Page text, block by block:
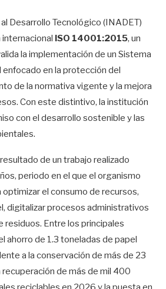
Desarrollo Tecnológico (INADET)
ISO 14001:2015, un
la implementación de un Sistema
en la protección del
de la normativa vigente y la mejora
Con este distintivo, la institución
con el desarrollo sostenible y las
de un trabajo realizado
periodo en el que el organismo
el consumo de recursos,
digitalizar procesos administrativos
residuos. Entre los principales
ahorro de 1.3 toneladas de papel
a la conservación de más de 23
recuperación de más de mil 400